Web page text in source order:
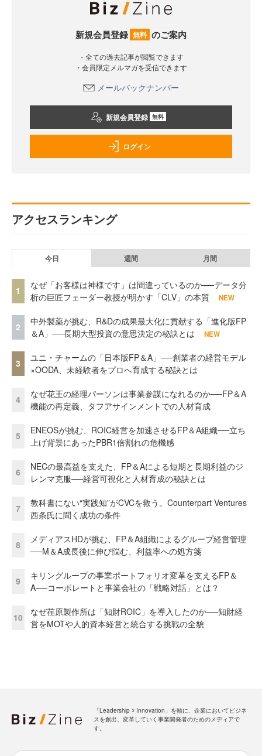
新規会員登録 無料 のご案内
・全ての過去記事が閲覧できます
・会員限定メルマガを受信できます
メールバックナンバー
新規会員登録 無料
ログイン
アクセスランキング
今日 週間 月間
1
なぜ「お客様は神様です」は間違っているのか──データ分
析の巨匠フェーダー教授が明かす「CLV」の本質
NEW
2
中外製薬が挑む、R&Dの成果最大化に貢献する「進化版FP
＆A」──長期大型投資の意思決定の秘訣とは
NEW
3
ユニ・チャームの「日本版FP＆A」──創業者の経営モデル
×OODA、未経験者をプロへ育成する秘訣とは
4
なぜ花王の経理パーソンは事業参謀になれるのか──FP＆A
機能の再定義、タフアサインメントでの人材育成
5
ENEOSが挑む、ROIC経営を加速させるFP＆A組織──立ち
上げ背景にあったPBR1倍割れの危機感
6
NECの最高益を支えた、FP＆Aによる短期と長期利益のジ
レンマ克服──経営可視化と人材育成の秘訣とは
7
教科書にない“実践知”がCVCを救う。Counterpart Ventures
西条氏に聞く成功の条件
8
メディアスHDが挑む、FP＆A組織によるグループ経営管理
──M＆A成長後に伸び悩む、利益率への処方箋
9
キリングループの事業ポートフォリオ変革を支えるFP＆
A──コーポレートと事業会社の「戦略対話」とは？
10
なぜ荏原製作所は「知財ROIC」を導入したのか──知財経
営をMOTや人的資本経営と統合する挑戦の全貌
「Leadership ☓ Innovation」を軸に、企業においてビジネ
スを創出、変革していく事業開発者のためのメディアで
す。